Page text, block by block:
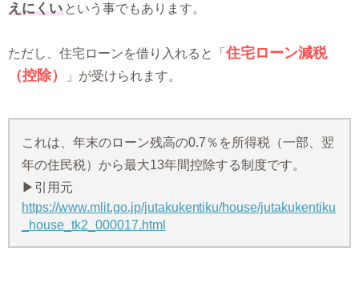
えにくいという事でもあります。
ただし、住宅ローンを借り入れると「 住宅ローン減税
（控除）
」が受けられます。
これは、年末のローン残高の0.7％を所得税（一部、翌
年の住民税）から最大13年間控除する制度です。
▶引用元
https://www.mlit.go.jp/jutakukentiku/house/jutakukentiku
_house_tk2_000017.html